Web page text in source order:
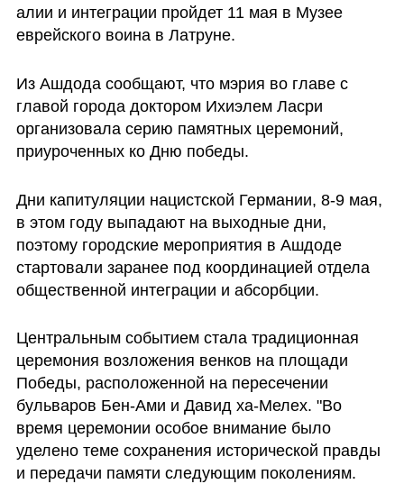
алии и интеграции пройдет 11 мая в Музее
еврейского воина в Латруне.
Из Ашдода сообщают, что мэрия во главе с
главой города доктором Ихиэлем Ласри
организовала серию памятных церемоний,
приуроченных ко Дню победы.
Дни капитуляции нацистской Германии, 8-9 мая,
в этом году выпадают на выходные дни,
поэтому городские мероприятия в Ашдоде
стартовали заранее под координацией отдела
общественной интеграции и абсорбции.
Центральным событием стала традиционная
церемония возложения венков на площади
Победы, расположенной на пересечении
бульваров Бен-Ами и Давид ха-Мелех. "Во
время церемонии особое внимание было
уделено теме сохранения исторической правды
и передачи памяти следующим поколениям.